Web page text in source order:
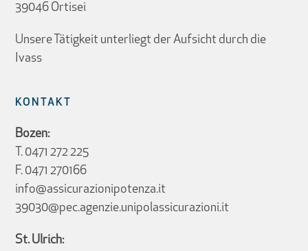
39046 Ortisei
Unsere Tätigkeit unterliegt der Aufsicht durch die
Ivass
KONTAKT
Bozen:
T. 0471 272 225
F. 0471 270166
info@assicurazionipotenza.it
39030@pec.agenzie.unipolassicurazioni.it
St. Ulrich: